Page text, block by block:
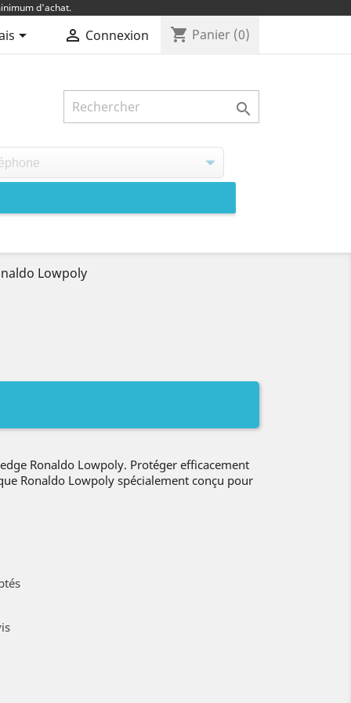
d'achat.
  Connexion shopping_cart Panier (0)

Lowpoly
Ronaldo Lowpoly. Protéger efficacement
Ronaldo Lowpoly spécialement conçu pour